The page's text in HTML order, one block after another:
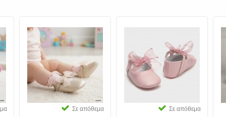
Σε απόθεμα Σε απόθεμα